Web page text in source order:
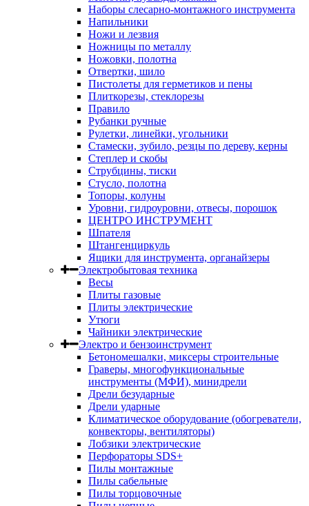
Наборы слесарно-монтажного инструмента
Напильники
Ножи и лезвия
Ножницы по металлу
Ножовки, полотна
Отвертки, шило
Пистолеты для герметиков и пены
Плиткорезы, стеклорезы
Правило
Рубанки ручные
Рулетки, линейки, угольники
Стамески, зубило, резцы по дереву, керны
Степлер и скобы
Струбцины, тиски
Стусло, полотна
Топоры, колуны
Уровни, гидроуровни, отвесы, порошок
ЦЕНТРО ИНСТРУМЕНТ
Шпателя
Штангенциркуль
Ящики для инструмента, органайзеры
Электробытовая техника
Весы
Плиты газовые
Плиты электрические
Утюги
Чайники электрические
Электро и бензоинструмент
Бетономешалки, миксеры строительные
Граверы, многофункциональные
инструменты (МФИ), минидрели
Дрели безударные
Дрели ударные
Климатическое оборудование (обогреватели,
конвекторы, вентиляторы)
Лобзики электрические
Перфораторы SDS+
Пилы монтажные
Пилы сабельные
Пилы торцовочные